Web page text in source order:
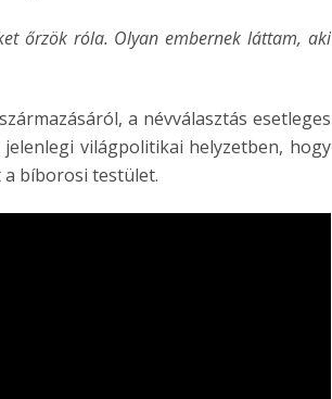
őrzök róla. Olyan embernek láttam, aki
a névválasztás esetleges
világpolitikai helyzetben, hogy
a bíborosi testület.